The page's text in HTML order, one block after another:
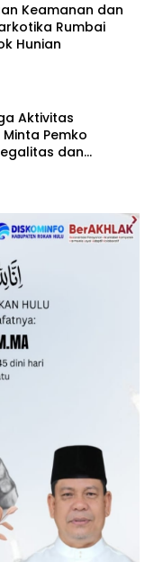
Keamanan dan
Rumbai
Hunian
Aktivitas
Minta Pemko
dan
di Jalan Tanjung